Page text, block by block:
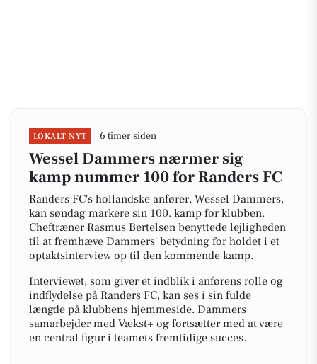
LOKALT NYT 6 timer siden
Wessel Dammers nærmer sig
kamp nummer 100 for Randers FC
Randers FC's hollandske anfører, Wessel Dammers,
kan søndag markere sin 100. kamp for klubben.
Cheftræner Rasmus Bertelsen benyttede lejligheden
til at fremhæve Dammers' betydning for holdet i et
optaktsinterview op til den kommende kamp.
Interviewet, som giver et indblik i anførens rolle og
indflydelse på Randers FC, kan ses i sin fulde
længde på klubbens hjemmeside. Dammers
samarbejder med Vækst+ og fortsætter med at være
en central figur i teamets fremtidige succes.